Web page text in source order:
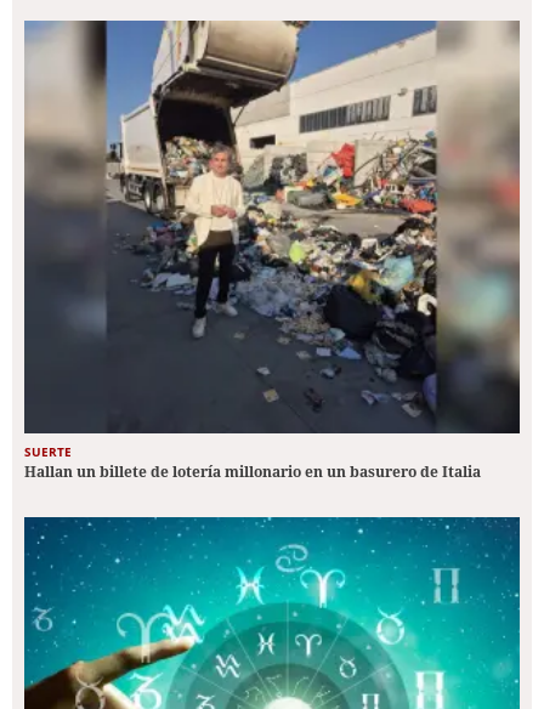
SUERTE
Hallan un billete de lotería millonario en un basurero de Italia